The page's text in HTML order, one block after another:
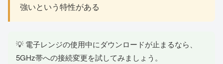
強いという特性がある
💡 電子レンジの使用中にダウンロードが止まるなら、
5GHz帯への接続変更を試してみましょう。